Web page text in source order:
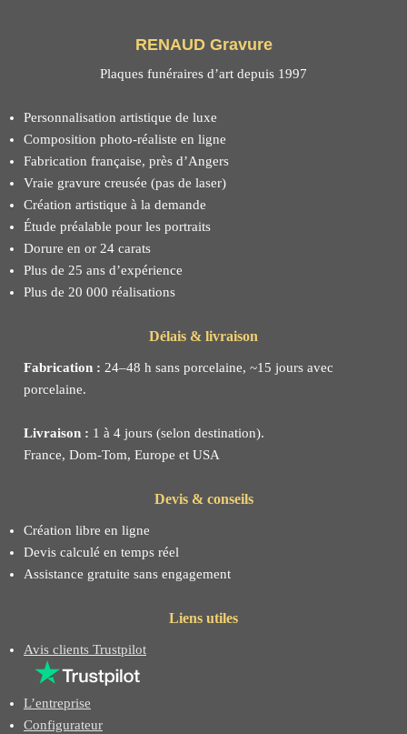
RENAUD Gravure
Plaques funéraires d’art depuis 1997
Personnalisation artistique de luxe
Composition photo-réaliste en ligne
Fabrication française, près d’Angers
Vraie gravure creusée (pas de laser)
Création artistique à la demande
Étude préalable pour les portraits
Dorure en or 24 carats
Plus de 25 ans d’expérience
Plus de 20 000 réalisations
Délais & livraison
Fabrication : 24–48 h sans porcelaine, ~15 jours avec
porcelaine.
Livraison : 1 à 4 jours (selon destination).
France, Dom-Tom, Europe et USA
Devis & conseils
Création libre en ligne
Devis calculé en temps réel
Assistance gratuite sans engagement
Liens utiles
Avis clients Trustpilot
L’entreprise
Configurateur